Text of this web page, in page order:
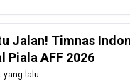
Jalan! Timnas
Piala AFF 2026
yang lalu